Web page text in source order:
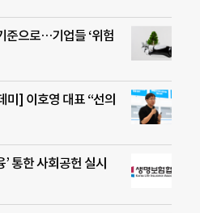
준으로…기업들 ‘위험
미] 이호영 대표 “선의
통한 사회공헌 실시